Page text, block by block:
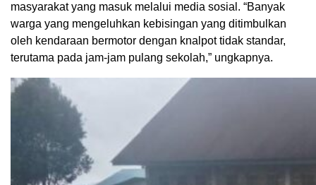
masyarakat yang masuk melalui media sosial. “Banyak
warga yang mengeluhkan kebisingan yang ditimbulkan
oleh kendaraan bermotor dengan knalpot tidak standar,
terutama pada jam-jam pulang sekolah,” ungkapnya.